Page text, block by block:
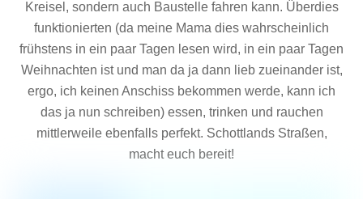
Kreisel, sondern auch Baustelle fahren kann. Überdies
funktionierten (da meine Mama dies wahrscheinlich
frühstens in ein paar Tagen lesen wird, in ein paar Tagen
Weihnachten ist und man da ja dann lieb zueinander ist,
ergo, ich keinen Anschiss bekommen werde, kann ich
das ja nun schreiben) essen, trinken und rauchen
mittlerweile ebenfalls perfekt. Schottlands Straßen,
macht euch bereit!